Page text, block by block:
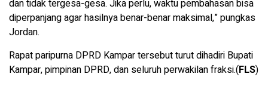
dan tidak tergesa-gesa. Jika perlu, waktu pembahasan bisa
diperpanjang agar hasilnya benar-benar maksimal,” pungkas
Jordan.
Rapat paripurna DPRD Kampar tersebut turut dihadiri Bupati
Kampar, pimpinan DPRD, dan seluruh perwakilan fraksi.(FLS)